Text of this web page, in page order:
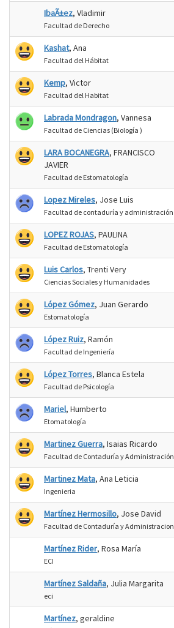
IbaÃ±ez, Vladimir
Facultad de Derecho
Kashat, Ana
Facultad del Hábitat
Kemp, Victor
Facultad del Habitat
Labrada Mondragon, Vannesa
Facultad de Ciencias (Biología )
LARA BOCANEGRA, FRANCISCO
JAVIER
Facultad de Estomatología
Lopez Mireles, Jose Luis
Facultad de contaduría y administración
LOPEZ ROJAS, PAULINA
Facultad de Estomatología
Luis Carlos, Trenti Very
Ciencias Sociales y Humanidades
López Gómez, Juan Gerardo
Estomatología
López Ruiz, Ramón
Facultad de Ingeniería
López Torres, Blanca Estela
Facultad de Psicología
Mariel, Humberto
Etomatología
Martinez Guerra, Isaias Ricardo
Facultad de Contaduría y Administración
Martinez Mata, Ana Leticia
Ingenieria
Martínez Hermosillo, Jose David
Facultad de Contaduría y Administracion
Martínez Rider, Rosa María
ECI
Martínez Saldaña, Julia Margarita
eci
Martínez, geraldine